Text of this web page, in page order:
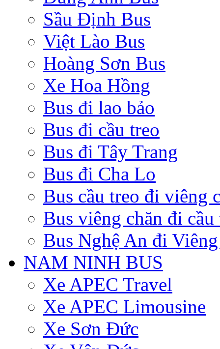
Sầu Định Bus
Việt Lào Bus
Hoàng Sơn Bus
Xe Hoa Hồng
Bus đi lao bảo
Bus đi cầu treo
Bus đi Tây Trang
Bus đi Cha Lo
Bus cầu treo đi viêng
Bus viêng chăn đi cầu
Bus Nghệ An đi
NAM NINH BUS
Xe APEC Travel
Xe APEC Limousine
Xe Sơn Đức